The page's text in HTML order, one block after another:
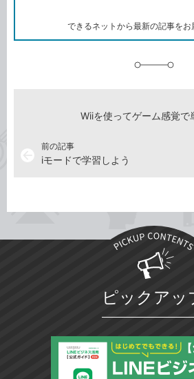
ク
できるネットから最新の記事をお
前の記事
iモードで学習しよう
Wiiを使ってゲーム感覚で
ピックアッ